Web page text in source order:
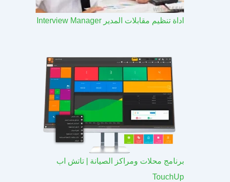
اداة تنظيم مقابلات المدير Interview Manager
برنامج محلات ومراكز الصيانة | تاتش اب
TouchUp